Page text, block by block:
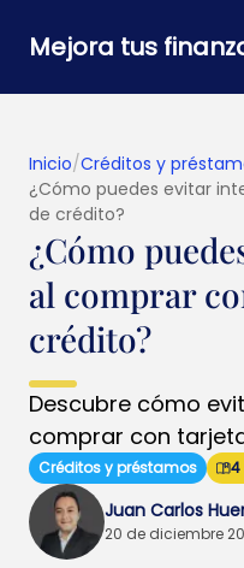
Mejora tus
Inicio/Créditos y
¿Cómo puedes evitar
de crédito?
¿Cómo
al comprar
crédito?
Descubre cómo
comprar con
Créditos y préstamos 4
Juan Carlos
20 de diciembre